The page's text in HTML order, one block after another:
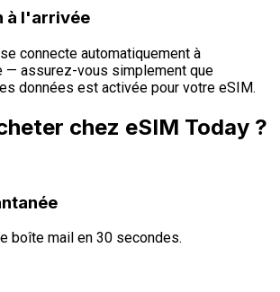
à l'arrivée
connecte automatiquement à
— assurez-vous simplement que
données est activée pour votre eSIM.
chez eSIM Today ?
boîte mail en 30 secondes.